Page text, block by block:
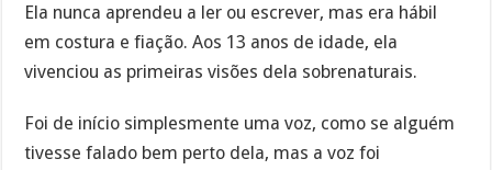
Ela nunca aprendeu a ler ou escrever, mas era hábil
em costura e fiação. Aos 13 anos de idade, ela
vivenciou as primeiras visões dela sobrenaturais.
Foi de início simplesmente uma voz, como se alguém
tivesse falado bem perto dela, mas a voz foi